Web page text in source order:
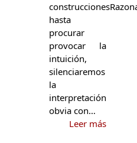
hasta
procurar
provocar la
intuición,
silenciaremos
la
interpretación
obvia con…
Leer más